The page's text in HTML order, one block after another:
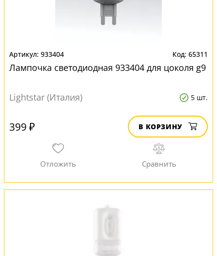
933404 65311
Лампочка светодиодная 933404 для цоколя g9
Lightstar (Италия) 5 шт.
399 ₽ В КОРЗИНУ